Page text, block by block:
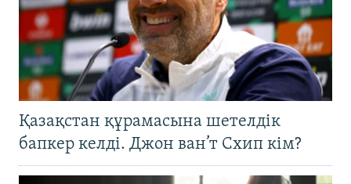
Қазақстан құрамасына шетелдік
бапкер келді. Джон ван’т Схип кім?